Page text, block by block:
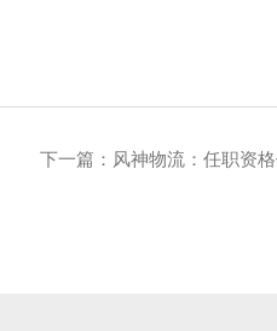
下一篇： 风神物流：任职资格体系